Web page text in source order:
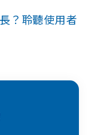
？聆聽使用者